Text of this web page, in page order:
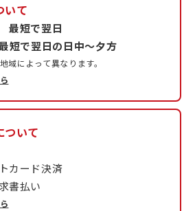
いて
最短で翌日
短で翌日の日中〜夕方
域によって異なります。
ついて
カード決済
書払い